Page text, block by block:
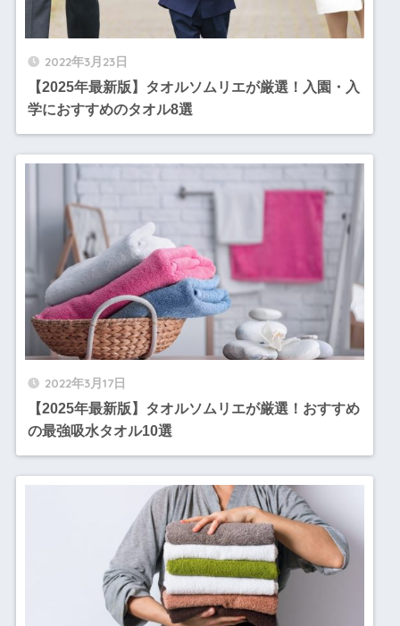
2022年3月23日
【2025年最新版】タオルソムリエが厳選！入園・入
学におすすめのタオル8選
2022年3月17日
【2025年最新版】タオルソムリエが厳選！おすすめ
の最強吸水タオル10選